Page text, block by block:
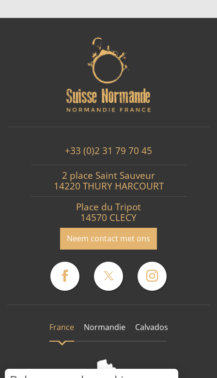
+33 (0)2 31 79 70 45
2 place Saint Sauveur
14220 THURY HARCOURT
Place du Tripot
14570 CLECY
Neem contact met ons
France Normandie Calvados